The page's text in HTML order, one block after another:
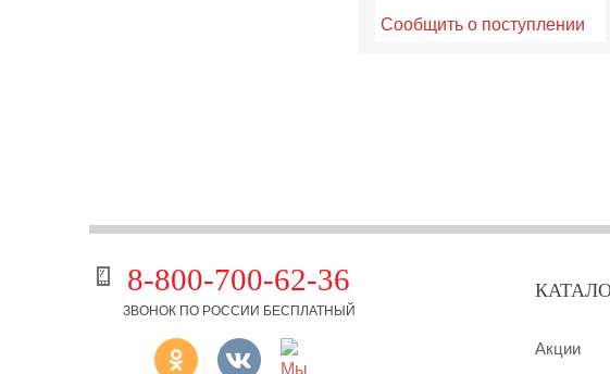
Сообщить о поступлении
8-800-700-62-36
ЗВОНОК ПО РОССИИ БЕСПЛАТНЫЙ
Акции